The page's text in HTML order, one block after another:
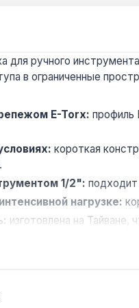
для ручного
в ограниченные
E-Torx: профиль
короткая
1/2":
нагрузке:
изготовлена на Тайване,